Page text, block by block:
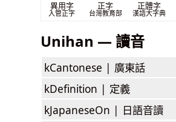
異用字
入管正字
正字
台灣教育部
正體字
漢語大字典
Unihan — 讀音
kCantonese | 廣東話
kDefinition | 定義
kJapaneseOn | 日語音讀